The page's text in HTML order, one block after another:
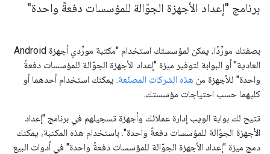
برنامج "إعداد الأجهزة الجوّالة للمؤسسات دفعةً واحدة"
بصفتك مورِّدًا، يمكن لمؤسستك استخدام "مكتبة مورِّدي أجهزة Android
العادية" أو البوابة لتوفير ميزة "إعداد الأجهزة الجوّالة للمؤسسات دفعةً
واحدة" للأجهزة من هذه الشركات المصنّعة. يمكنك استخدام أحدهما أو
كليهما حسب احتياجات مؤسستك.
تتيح لك بوابة الويب إدارة عملائك وأجهزة تسجيلهم في برنامج "إعداد
الأجهزة الجوّالة للمؤسسات دفعةً واحدة". باستخدام هذه المكتبة، يمكنك
دمج ميزة "إعداد الأجهزة الجوّالة للمؤسسات دفعةً واحدة" في أدوات البيع